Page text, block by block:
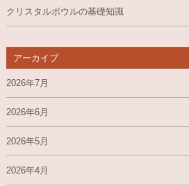
クリスタルボウルの基礎知識
アーカイブ
2026年7月
2026年6月
2026年5月
2026年4月